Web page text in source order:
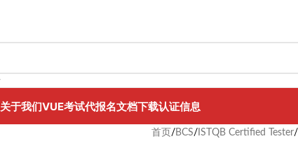
关于我们VUE考试代报名文档下载认证信息
首页 / BCS/ ISTQB Certified Tester/